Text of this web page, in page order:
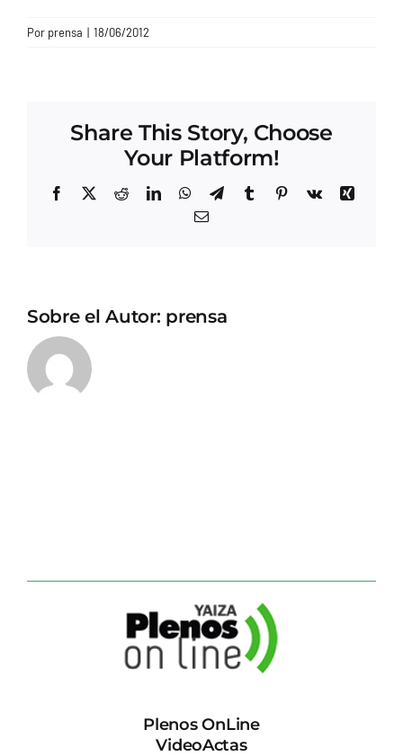
Por prensa | 18/06/2012
Share This Story, Choose
Your Platform!
Facebook
X RedditLinkedInWhatsApp
TelegramTumblrPinterest
Vk
Xing
Correo
Sobre el Autor: prensa
Plenos OnLine
VideoActas